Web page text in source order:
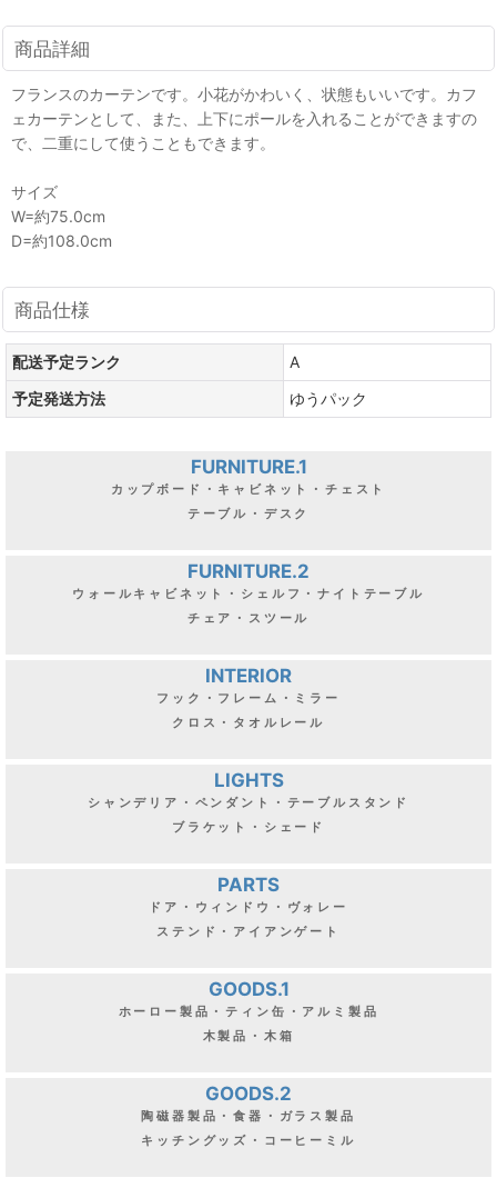
商品詳細
フランスのカーテンです。小花がかわいく、状態もいいです。カフ
ェカーテンとして、また、上下にポールを入れることができますの
で、二重にして使うこともできます。
サイズ
W=約75.0cm
D=約108.0cm
商品仕様
配送予定ランク
A
予定発送方法
ゆうパック
FURNITURE.1
カップボード・キャビネット・チェスト
テーブル・デスク
FURNITURE.2
ウォールキャビネット・シェルフ・ナイトテーブル
チェア・スツール
INTERIOR
フック・フレーム・ミラー
クロス・タオルレール
LIGHTS
シャンデリア・ペンダント・テーブルスタンド
ブラケット・シェード
PARTS
ドア・ウィンドウ・ヴォレー
ステンド・アイアンゲート
GOODS.1
ホーロー製品・ティン缶・アルミ製品
木製品・木箱
GOODS.2
陶磁器製品・食器・ガラス製品
キッチングッズ・コーヒーミル